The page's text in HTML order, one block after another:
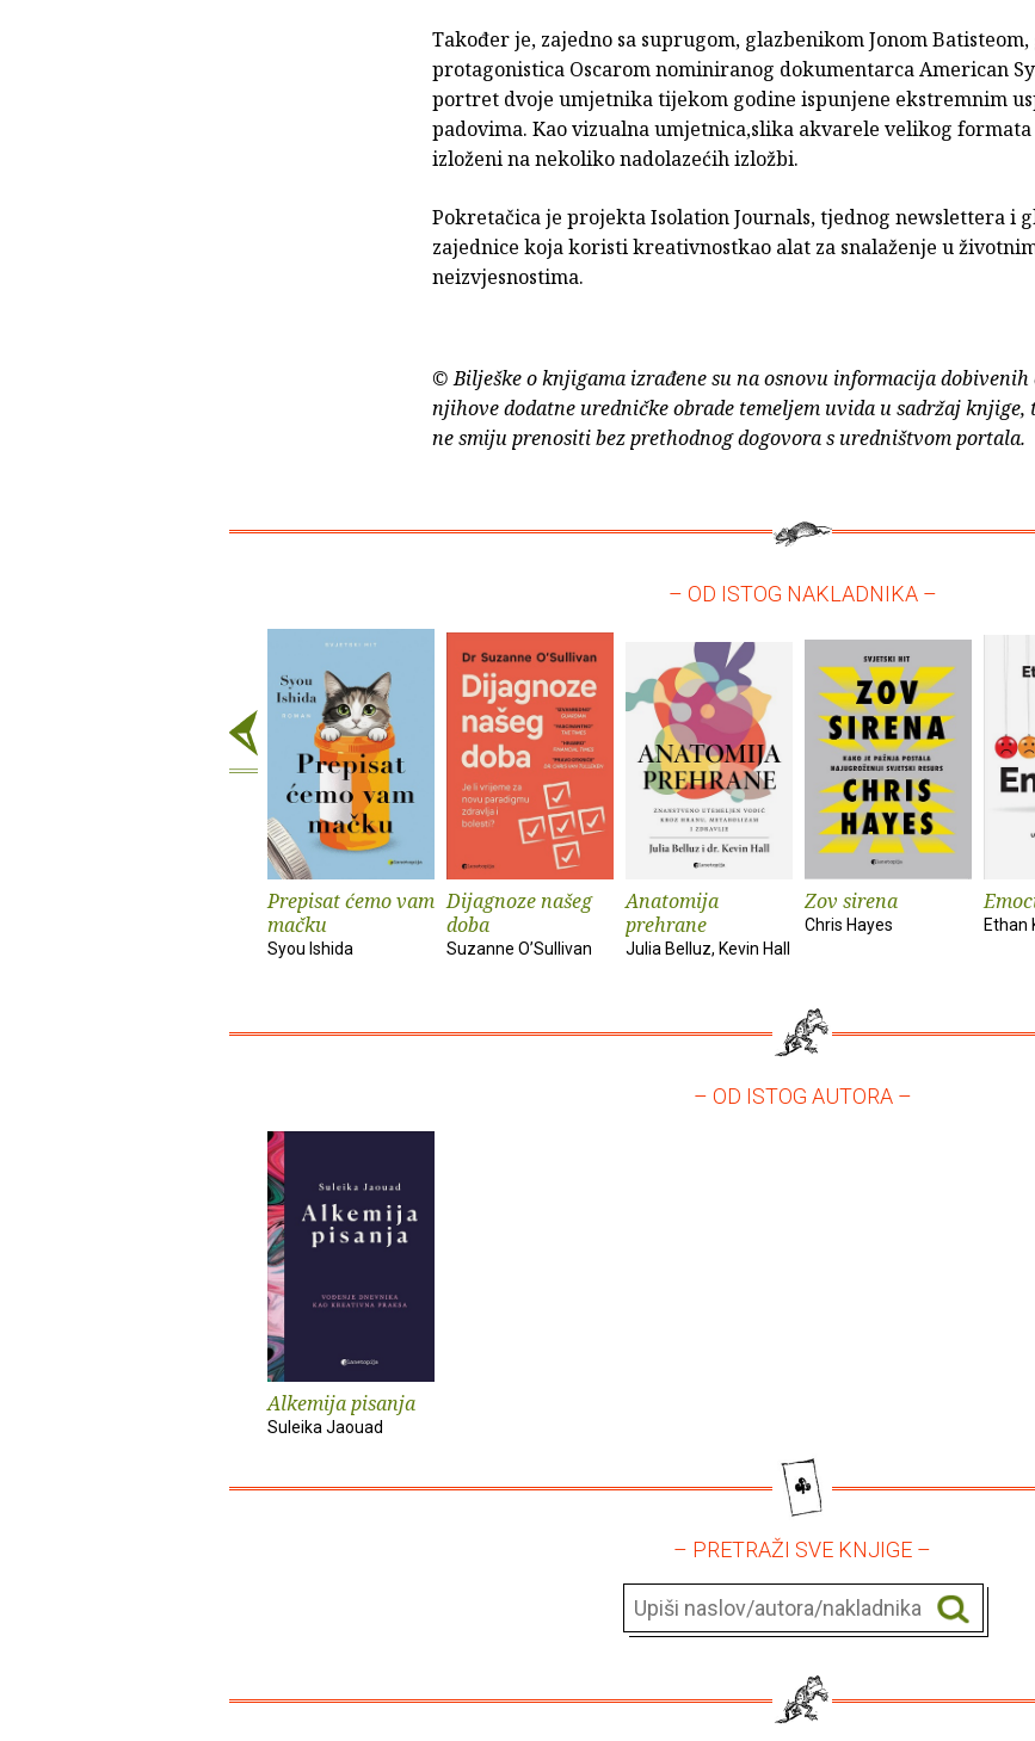
Također je, zajedno sa suprugom, glazbenikom Jonom
protagonistica Oscarom nominiranog dokumentarca American
portret dvoje umjetnika tijekom godine ispunjene ekstremnim
padovima. Kao vizualna umjetnica,slika akvarele velikog
izloženi na nekoliko nadolazećih izložbi.
Pokretačica je projekta Isolation Journals, tjednog newslettera i
zajednice koja koristi kreativnostkao alat za snalaženje u
neizvjesnostima.
© Bilješke o knjigama izrađene su na osnovu informacija
njihove dodatne uredničke obrade temeljem uvida u sadržaj knjige,
ne smiju prenositi bez prethodnog dogovora s uredništvom portala.
– OD ISTOG NAKLADNIKA –
Prepisat ćemo vam
mačku
Syou Ishida
Dijagnoze našeg
doba
Suzanne O’Sullivan
Anatomija
prehrane
Julia Belluz, Kevin Hall
Zov sirena
Chris Hayes Ethan
– OD ISTOG AUTORA –
Alkemija pisanja
Suleika Jaouad
– PRETRAŽI SVE KNJIGE –